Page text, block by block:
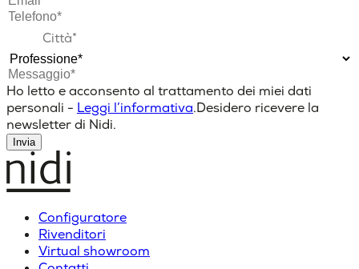
Ho letto e acconsento al trattamento dei miei dati
personali - Leggi l’informativa.Desidero ricevere la
newsletter di Nidi.
Invia
Configuratore
Rivenditori
Virtual showroom